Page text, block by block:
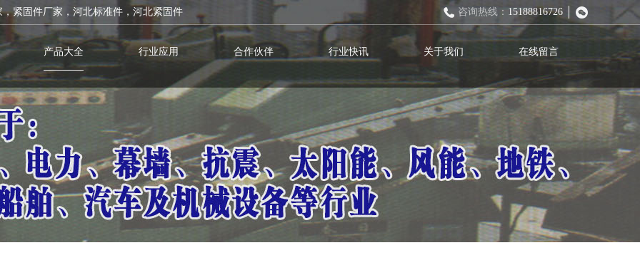
紧固件厂家，河北标准件，河北紧固件 咨询热线： 15188816726
产品大全 行业应用 合作伙伴 行业快讯 关于我们 在线留言